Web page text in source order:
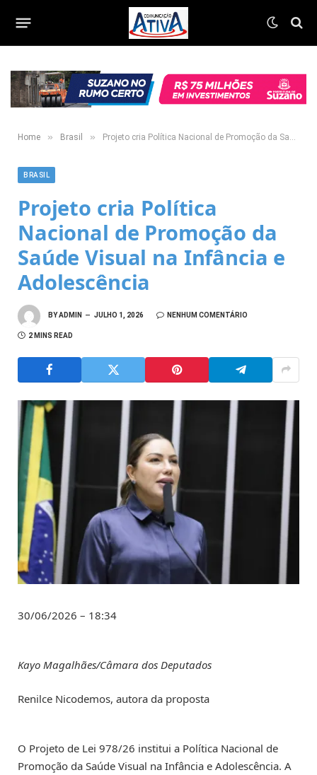
Home » Brasil » Projeto cria Política Nacional de Promoção da Saúde Visual na Infância e Adolescência
BRASIL
Projeto cria Política
Nacional de Promoção da
Saúde Visual na Infância e
Adolescência
BYADMIN JULHO 1, 2026 NENHUM COMENTÁRIO
2 MINS READ
30/06/2026 – 18:34
Kayo Magalhães/Câmara dos Deputados
Renilce Nicodemos, autora da proposta
O Projeto de Lei 978/26 institui a Política Nacional de
Promoção da Saúde Visual na Infância e Adolescência. A